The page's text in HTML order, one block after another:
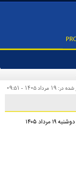
مرداد ۱۴۰۵ - ۰۹:۵۱
۱۴۰۵